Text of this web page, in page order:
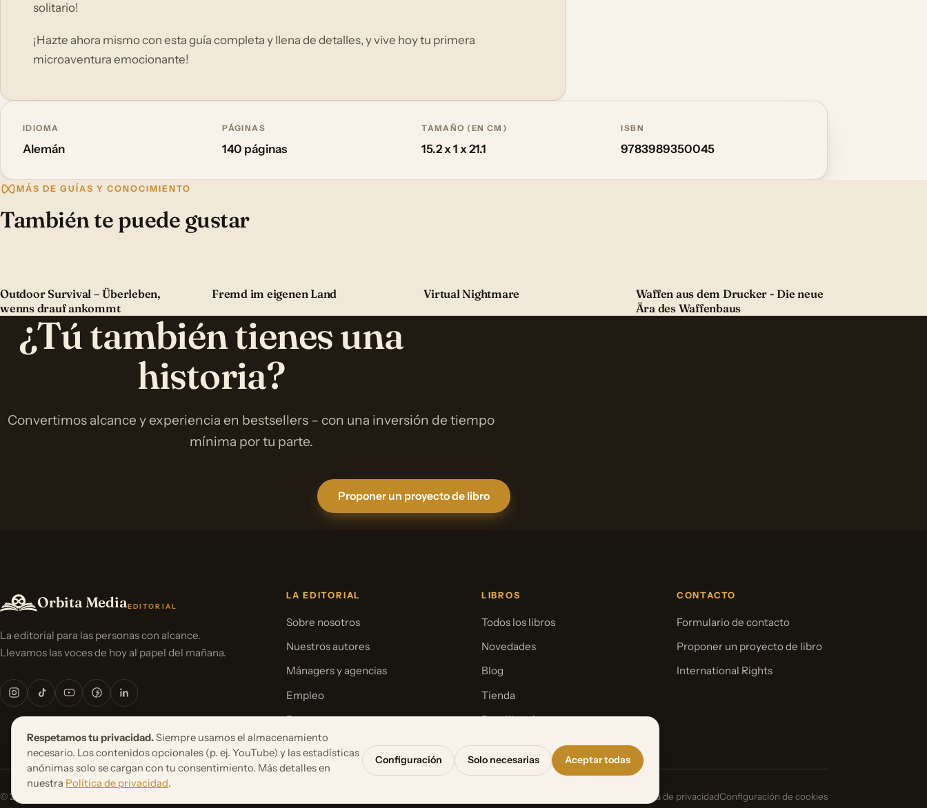
solitario!
¡Hazte ahora mismo con esta guía completa y llena de detalles, y vive hoy tu primera
microaventura emocionante!
IDIOMA
Alemán
PÁGINAS
140 páginas
TAMAÑO (EN CM)
15.2 x 1 x 21.1
ISBN
9783989350045
MÁS DE GUÍAS Y CONOCIMIENTO
También te puede gustar
Outdoor Survival – Überleben,
wenns drauf ankommt
Fremd im eigenen Land Virtual Nightmare
Waffen aus dem Drucker - Die neue
Ära des Waffenbaus
¿Tú también tienes una
historia?
Convertimos alcance y experiencia en bestsellers – con una inversión de tiempo
mínima por tu parte.
Proponer un proyecto de libro
Orbita MediaEDITORIAL
La editorial para las personas con alcance.
Llevamos las voces de hoy al papel del mañana.
LA EDITORIAL
Sobre nosotros
Nuestros autores
Mánagers y agencias
Empleo
Prensa
LIBROS
Todos los libros
Novedades
Blog
Tienda
Para librerías
CONTACTO
Formulario de contacto
Proponer un proyecto de libro
International Rights
© 2026 Orbita Media GmbH. Todos los derechos reservados. Política de privacidadConfiguración de cookies
Respetamos tu privacidad. Siempre usamos el almacenamiento
necesario. Los contenidos opcionales (p. ej. YouTube) y las estadísticas
anónimas solo se cargan con tu consentimiento. Más detalles en
nuestra Política de privacidad.
Configuración Solo necesarias Aceptar todas